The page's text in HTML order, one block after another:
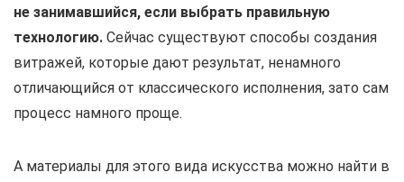
не занимавшийся, если выбрать правильную
технологию. Сейчас существуют способы создания
витражей, которые дают результат, ненамного
отличающийся от классического исполнения, зато сам
процесс намного проще.
А материалы для этого вида искусства можно найти в